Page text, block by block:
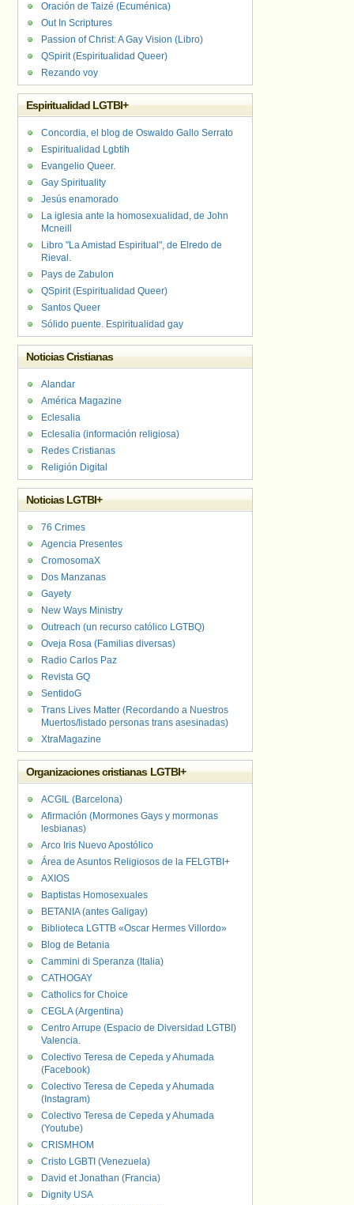
Oración de Taizé (Ecuménica)
Out In Scriptures
Passion of Christ: A Gay Vision (Libro)
QSpirit (Espiritualidad Queer)
Rezando voy
Espiritualidad LGTBI+
Concordia, el blog de Oswaldo Gallo Serrato
Espiritualidad Lgbtih
Evangelio Queer.
Gay Spirituality
Jesús enamorado
La iglesia ante la homosexualidad, de John
Mcneill
Libro "La Amistad Espiritual", de Elredo de
Rieval.
Pays de Zabulon
QSpirit (Espiritualidad Queer)
Santos Queer
Sólido puente. Espiritualidad gay
Noticias Cristianas
Alandar
América Magazine
Eclesalia
Eclesalia (información religiosa)
Redes Cristianas
Religión Digital
Noticias LGTBI+
76 Crimes
Agencia Presentes
CromosomaX
Dos Manzanas
Gayety
New Ways Ministry
Outreach (un recurso católico LGTBQ)
Oveja Rosa (Familias diversas)
Radio Carlos Paz
Revista GQ
SentidoG
Trans Lives Matter (Recordando a Nuestros
Muertos/listado personas trans asesinadas)
XtraMagazine
Organizaciones cristianas LGTBI+
ACGIL (Barcelona)
Afirmación (Mormones Gays y mormonas
lesbianas)
Arco Iris Nuevo Apostólico
Área de Asuntos Religiosos de la FELGTBI+
AXIOS
Baptistas Homosexuales
BETANIA (antes Galigay)
Biblioteca LGTTB «Oscar Hermes Villordo»
Blog de Betania
Cammini di Speranza (Italia)
CATHOGAY
Catholics for Choice
CEGLA (Argentina)
Centro Arrupe (Espacio de Diversidad LGTBI)
Valencia.
Colectivo Teresa de Cepeda y Ahumada
(Facebook)
Colectivo Teresa de Cepeda y Ahumada
(Instagram)
Colectivo Teresa de Cepeda y Ahumada
(Youtube)
CRISMHOM
Cristo LGBTI (Venezuela)
David et Jonathan (Francia)
Dignity USA